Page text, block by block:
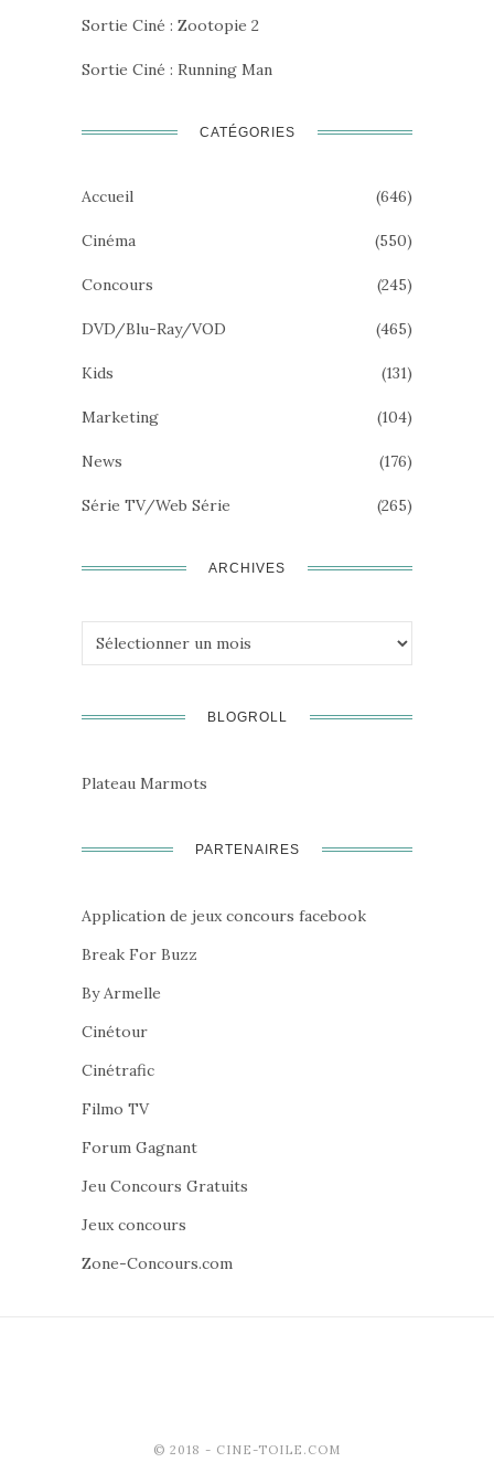
Sortie Ciné : Zootopie 2
Sortie Ciné : Running Man
CATÉGORIES
Accueil (646)
Cinéma (550)
Concours (245)
DVD/Blu-Ray/VOD (465)
Kids (131)
Marketing (104)
News (176)
Série TV/Web Série (265)
ARCHIVES
Archives
BLOGROLL
Plateau Marmots
PARTENAIRES
Application de jeux concours facebook
Break For Buzz
By Armelle
Cinétour
Cinétrafic
Filmo TV
Forum Gagnant
Jeu Concours Gratuits
Jeux concours
Zone-Concours.com
© 2018 - CINE-TOILE.COM